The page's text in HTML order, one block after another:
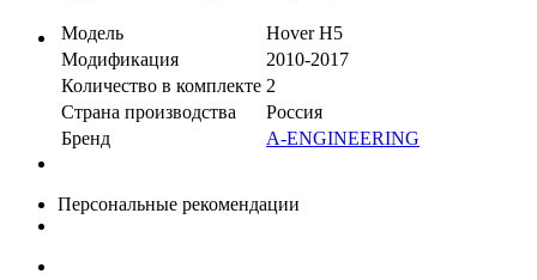
Модель
Hover H5
Модификация
2010-2017
Количество в комплекте 2
Страна производства
Россия
Бренд
A-ENGINEERING
Персональные рекомендации